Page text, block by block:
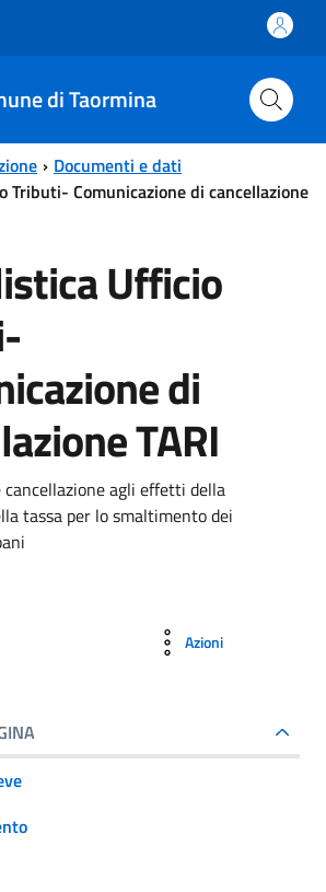
di Taormina
Documenti e dati
Tributi- Comunicazione di cancellazione
Ufficio
di
TARI
cancellazione agli effetti della
tassa per lo smaltimento dei
Azioni